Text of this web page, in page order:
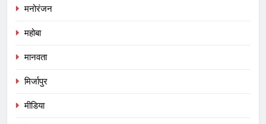
मनोरंजन
महोबा
मानवता
मिर्जापुर
मीडिया